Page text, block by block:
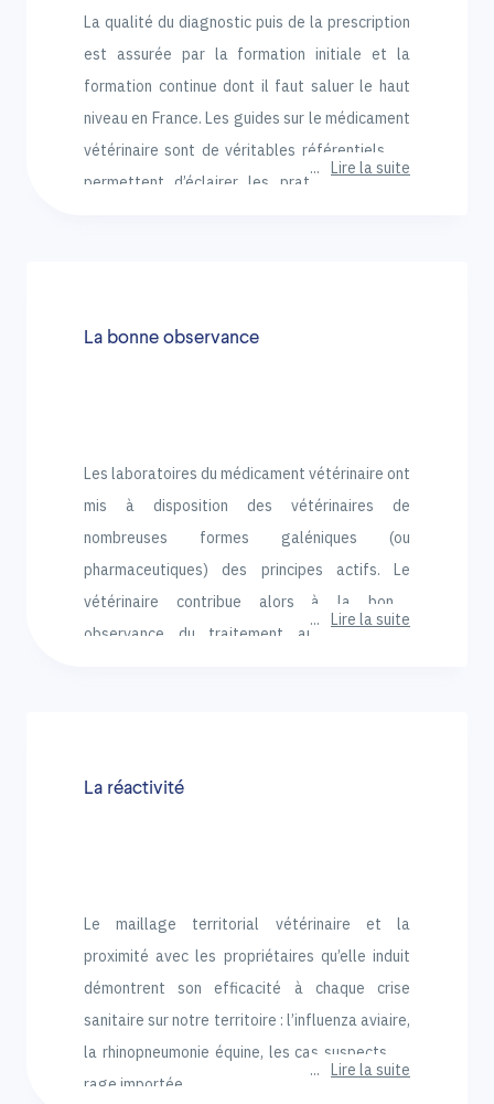
La qualité du diagnostic puis de la prescription
est assurée par la formation initiale et la
formation continue dont il faut saluer le haut
niveau en France. Les guides sur le médicament
vétérinaire sont de véritables référentiels qui
permettent d’éclairer les praticiens sur les
Lire la suite
La bonne observance
Les laboratoires du médicament vétérinaire ont
mis à disposition des vétérinaires de
nombreuses formes galéniques (ou
pharmaceutiques) des principes actifs. Le
vétérinaire contribue alors à la bonne
observance du traitement au travers de
Lire la suite
La réactivité
Le maillage territorial vétérinaire et la
proximité avec les propriétaires qu’elle induit
démontrent son efficacité à chaque crise
sanitaire sur notre territoire : l’influenza aviaire,
la rhinopneumonie équine, les cas suspects de
rage importée…
Lire la suite